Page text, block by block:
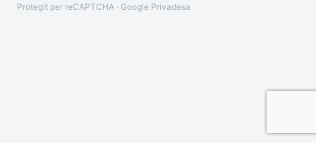
Protegit per reCAPTCHA · Google Privadesa